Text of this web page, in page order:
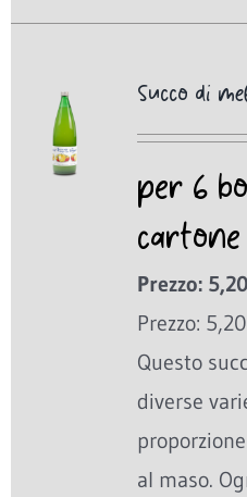
Succo di
per 6
cartone
Prezzo:
Prezzo:
Questo
diverse
al maso.